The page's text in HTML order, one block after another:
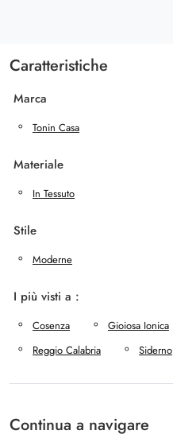
Caratteristiche
Marca
Tonin Casa
Materiale
In Tessuto
Stile
Moderne
I più visti a :
Cosenza Gioiosa Ionica
Reggio Calabria
Siderno
Continua a navigare